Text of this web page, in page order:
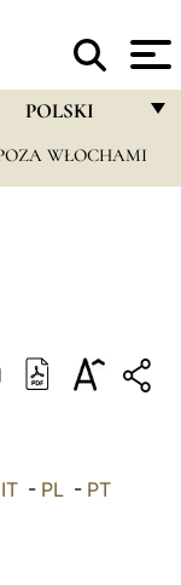
POLSKI
FRANÇAIS
DEUTSCH
العربيّة
WŁOCHAMI
IT- PL- PT